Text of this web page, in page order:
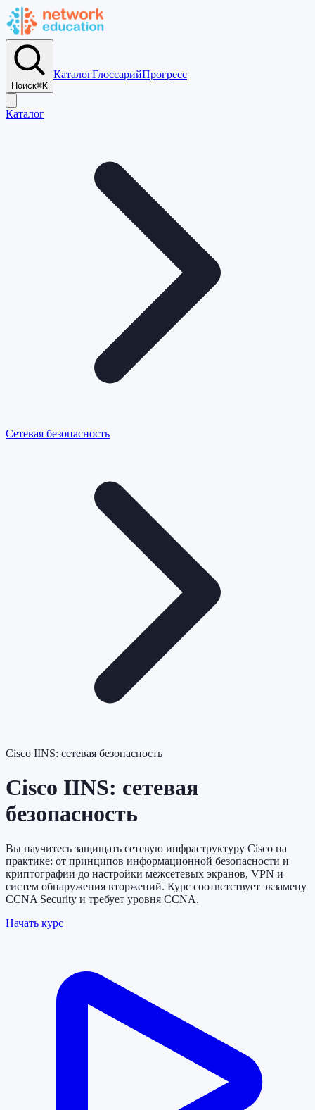
Поиск⌘K
КаталогГлоссарийПрогресс
Каталог
Сетевая безопасность
Cisco IINS: сетевая безопасность
Cisco IINS: сетевая
безопасность
Вы научитесь защищать сетевую инфраструктуру Cisco на
практике: от принципов информационной безопасности и
криптографии до настройки межсетевых экранов, VPN и
систем обнаружения вторжений. Курс соответствует экзамену
CCNA Security и требует уровня CCNA.
Начать курс